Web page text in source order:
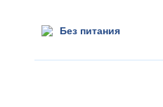
Без питания